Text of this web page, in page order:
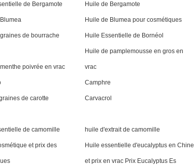
de Bergamote Huile de Bergamote
Huile de Blumea pour cosmétiques
de bourrache Huile Essentielle de Bornéol
poivrée en vrac
Huile de pamplemousse en gros en
vrac
Camphre
de carotte Carvacrol
de camomille huile d'extrait de camomille
et prix des Huile essentielle d'eucalyptus en Chine
et prix en vrac Prix Eucalyptus Es